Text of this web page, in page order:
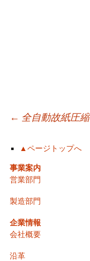
投
稿
ナ
ビ
ゲ
← 全自動故紙圧
▲ページトップへ
事業案内
営業部門
製造部門
企業情報
会社概要
沿革